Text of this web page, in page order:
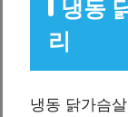
냉동
리
냉동 닭가슴